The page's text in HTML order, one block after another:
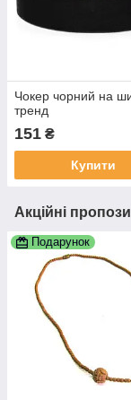
Чокер чорний на
тренд
151 ₴
Купити
Акційні
Подарунок